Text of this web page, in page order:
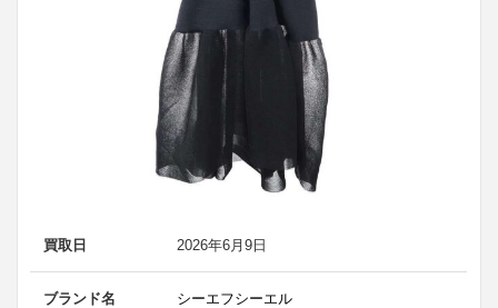
買取日 2026年6月9日
ブランド名 シーエフシーエル